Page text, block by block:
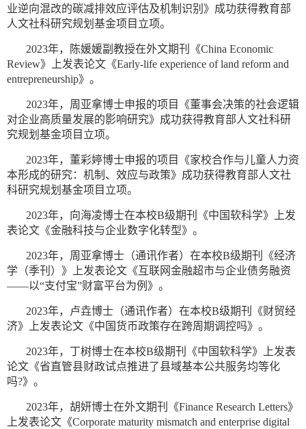
业逆向混改的碳减排效应评估及机制识别》成功获得教育部
人文社科研究规划基金项目立项。
2023年，陈媛媛副教授在外文期刊《China Economic
Review》上发表论文《Early-life experience of land reform and
entrepreneurship》。
2023年，周亚拿博士申报的项目《董事会决策的社会逻辑
对企业高质量发展的影响研究》成功获得教育部人文社科研
究规划基金项目立项。
2023年，董彩婷博士申报的项目《家校合作与儿童人力资
本形成的研究：机制、效应与政策》成功获得教育部人文社
科研究规划基金项目立项。
2023年，向海凌博士在本校B级期刊《中国软科学》上发
表论文《金融科技与企业数字化转型》。
2023年，周亚拿博士（通讯作者）在本校B级期刊《经济
学（季刊）》上发表论文《互联网金融超市与企业债务融资
——以“支付宝”财富平台为例》。
2023年，卢垚博士（通讯作者）在本校B级期刊《财贸经
济》上发表论文《中国货币政策存在跨周期调控吗》。
2023年，丁树博士在本校B级期刊《中国软科学》上发表
论文《省直管县财政试点推进了县域基本公共服务均等化
吗?》。
2023年，胡妍博士在外文期刊《Finance Research Letters》
上发表论文《Corporate maturity mismatch and enterprise digital